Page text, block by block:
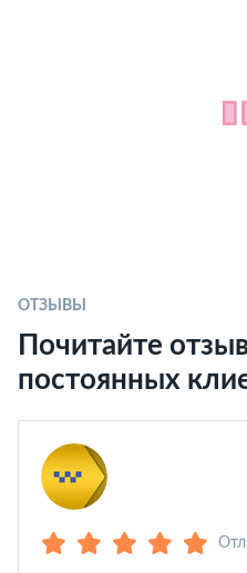
ОТЗЫВЫ
Почитайте
постоянных